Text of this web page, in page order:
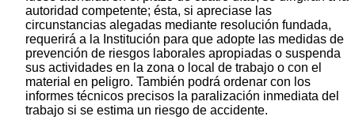
autoridad competente; ésta, si apreciase las
circunstancias alegadas mediante resolución fundada,
requerirá a la Institución para que adopte las medidas de
prevención de riesgos laborales apropiadas o suspenda
sus actividades en la zona o local de trabajo o con el
material en peligro. También podrá ordenar con los
informes técnicos precisos la paralización inmediata del
trabajo si se estima un riesgo de accidente.